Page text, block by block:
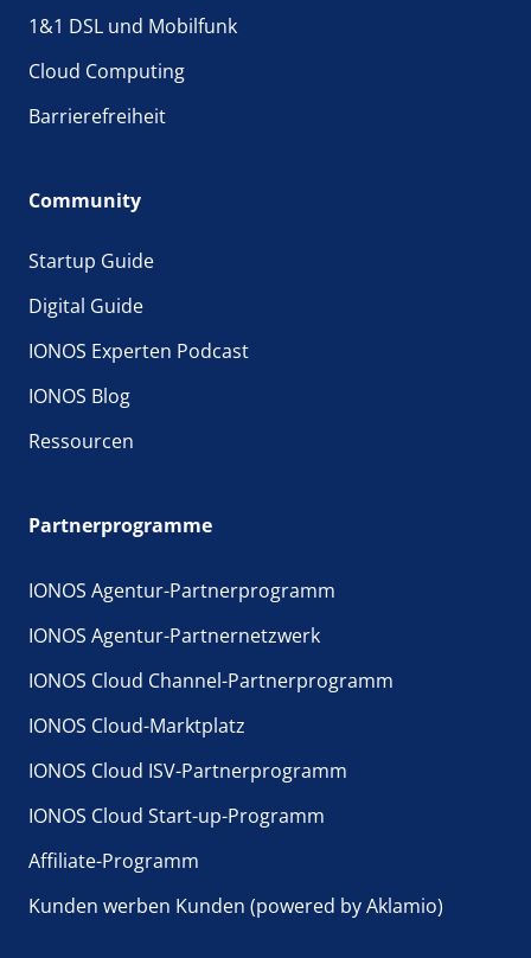
1&1 DSL und Mobilfunk
Cloud Computing
Barrierefreiheit
Community
Startup Guide
Digital Guide
IONOS Experten Podcast
IONOS Blog
Ressourcen
Partnerprogramme
IONOS Agentur-Partnerprogramm
IONOS Agentur-Partnernetzwerk
IONOS Cloud Channel-Partnerprogramm
IONOS Cloud-Marktplatz
IONOS Cloud ISV-Partnerprogramm
IONOS Cloud Start-up-Programm
Affiliate-Programm
Kunden werben Kunden (powered by Aklamio)